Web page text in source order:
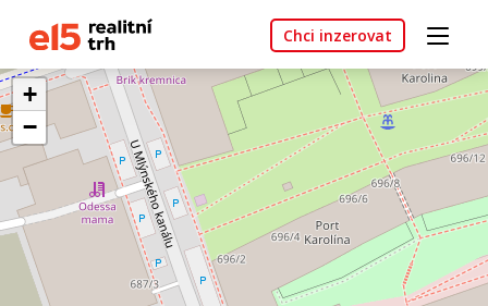
Chci inzerovat
+
−